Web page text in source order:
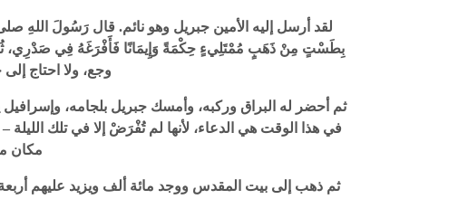
لقد أرسل إليه الأمين جبريل وهو نائم. قال رَسُولَ
بِطَسْتٍ مِنْ ذَهَبٍ مُمْتَلِيءٍ حِكْمَةً وَإِيمَانًا فَأَفْرَغَهُ فِي صَدْرِي،
وجع، ولا احتاج
ثم أحضر له البراق وركبه، وأمسك جبريل بلجامه،
في هذا الوقت هي الدعاء، لأنها لم تُفْرَضْ إلا في تلك
مكان
ثم ذهب إلى بيت المقدس ووجد مائة ألف ويزيد عليهم